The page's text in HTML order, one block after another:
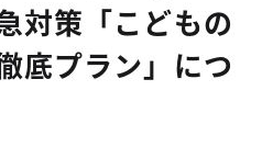
対策「こどもの
底プラン」につ